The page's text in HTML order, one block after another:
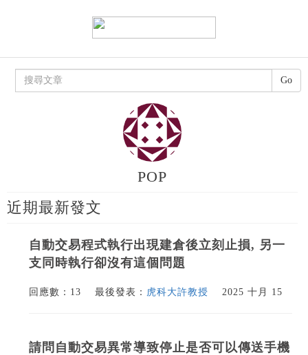
POP
近期最新發文
自動交易程式執行出現建倉後立刻止損, 另一
支同時執行卻沒有這個問題
回應數：13 最後發表： 虎科大許教授 2025 十月 15
請問自動交易異常導致停止是否可以傳送手機
Go